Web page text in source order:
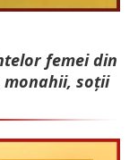
femei din
monahii, soții